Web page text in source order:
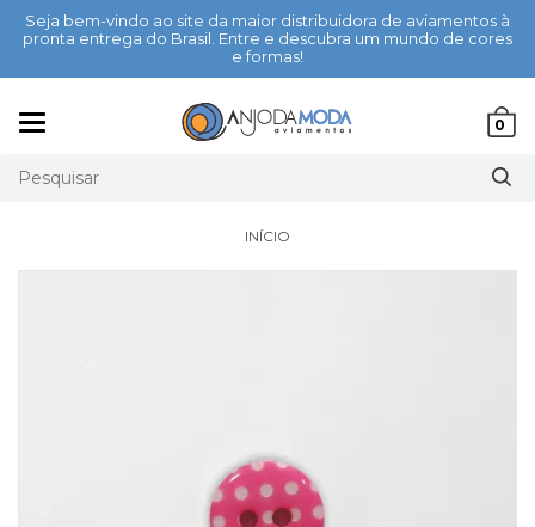
Seja bem-vindo ao site da maior distribuidora de aviamentos à
pronta entrega do Brasil. Entre e descubra um mundo de cores
e formas!
0
INÍCIO